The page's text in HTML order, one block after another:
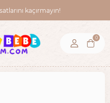
kaçırmayın!
0